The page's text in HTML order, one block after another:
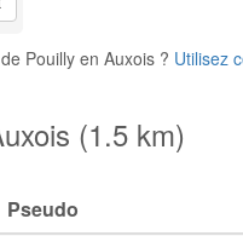
Pouilly en Auxois ? Utilisez
(1.5 km)
Pseudo